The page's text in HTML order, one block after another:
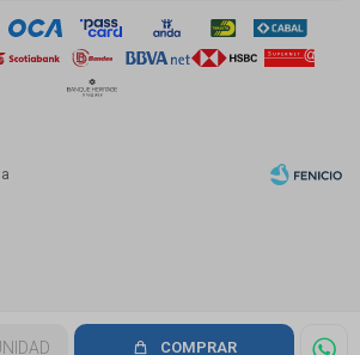
COMPRAR
Fenicio